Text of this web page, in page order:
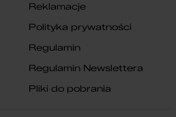
Reklamacje
Polityka prywatności
Regulamin
Regulamin Newslettera
Pliki do pobrania